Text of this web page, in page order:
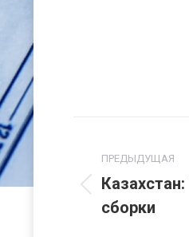
по
записям
ПРЕДЫДУЩАЯ
Предыдущая
запись:
сборки